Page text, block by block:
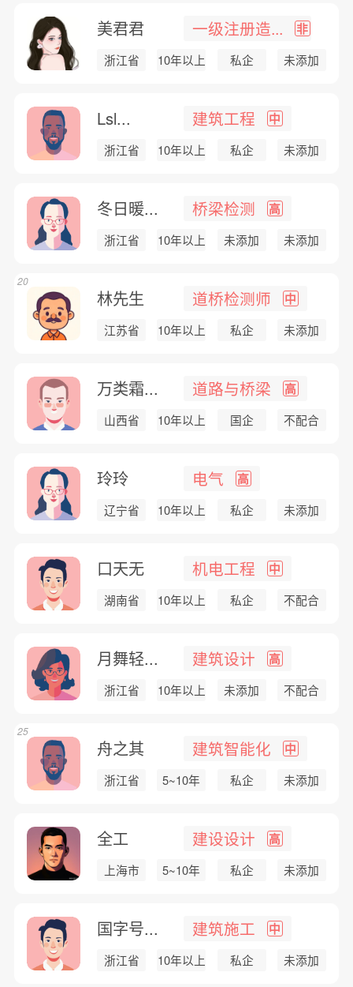
美君君 一级注册造... 非
浙江省 10年以上 私企 未添加
Lsl... 建筑工程 中
浙江省 10年以上 私企 未添加
冬日暖... 桥梁检测 高
浙江省 10年以上 未添加 未添加
林先生 道桥检测师 中
江苏省 10年以上 私企 未添加
20
万类霜... 道路与桥梁 高
山西省 10年以上 国企 不配合
玲玲 电气 高
辽宁省 10年以上 私企 未添加
口天无 机电工程 中
湖南省 10年以上 私企 不配合
月舞轻... 建筑设计 高
浙江省 10年以上 未添加 不配合
舟之其 建筑智能化 中
浙江省 5~10年 私企 未添加
25
全工 建设设计 高
上海市 5~10年 私企 未添加
国字号... 建筑施工 中
浙江省 10年以上 私企 未添加